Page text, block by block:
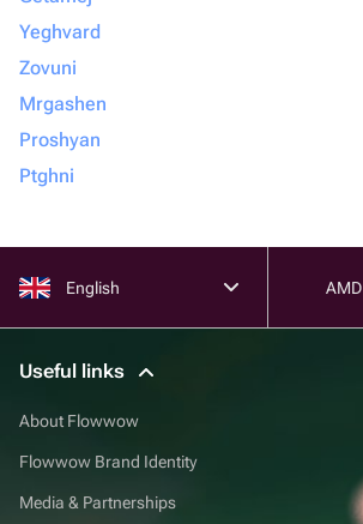
Yeghvard
Zovuni
Mrgashen
Proshyan
Ptghni
English AMD
Useful links
About Flowwow
Flowwow Brand Identity
Media & Partnerships